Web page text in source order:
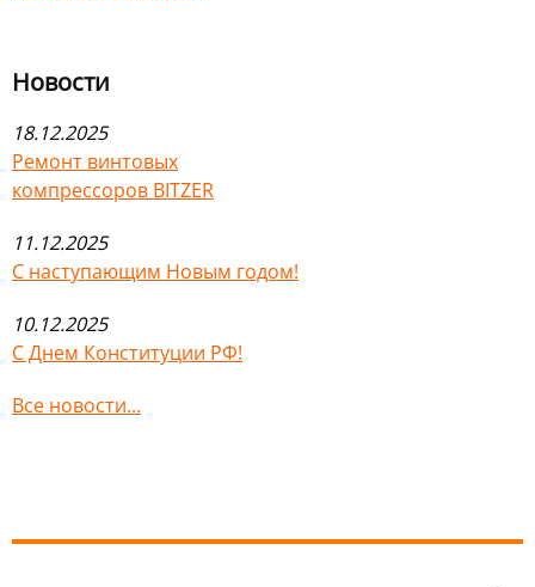
Новости
18.12.2025
Ремонт винтовых
компрессоров BITZER
11.12.2025
С наступающим Новым годом!
10.12.2025
С Днем Конституции РФ!
Все новости...